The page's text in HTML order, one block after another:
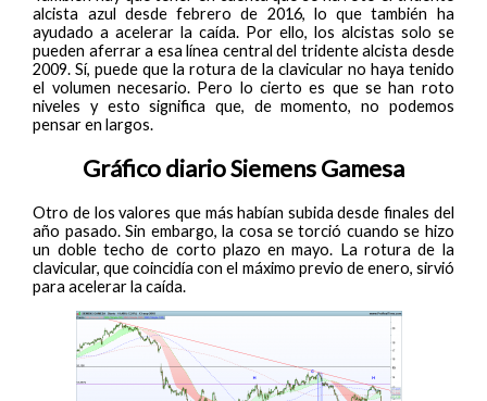
alcista azul desde febrero de 2016, lo que también ha
ayudado a acelerar la caída. Por ello, los alcistas solo se
pueden aferrar a esa línea central del tridente alcista desde
2009. Sí, puede que la rotura de la clavicular no haya tenido
el volumen necesario. Pero lo cierto es que se han roto
niveles y esto significa que, de momento, no podemos
pensar en largos.
Gráfico diario Siemens Gamesa
Otro de los valores que más habían subida desde finales del
año pasado. Sin embargo, la cosa se torció cuando se hizo
un doble techo de corto plazo en mayo. La rotura de la
clavicular, que coincidía con el máximo previo de enero, sirvió
para acelerar la caída.